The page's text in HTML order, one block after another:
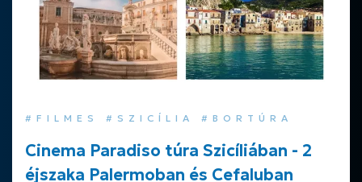
#FILMES #SZICÍLIA #BORTÚRA
Cinema Paradiso túra Szicíliában - 2
éjszaka Palermoban és Cefaluban